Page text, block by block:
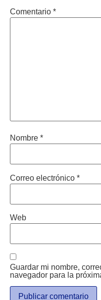
Comentario *
Nombre *
Correo electrónico *
Web
Guardar mi nombre,
navegador para la